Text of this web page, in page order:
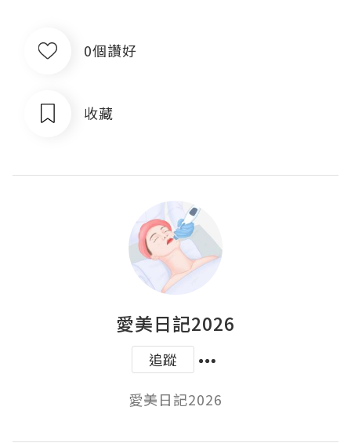
0個讚好
收藏
愛美日記2026
追蹤
愛美日記2026